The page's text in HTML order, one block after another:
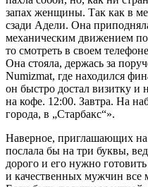
запах женщины. Так как в
сзади Адели. Она
механическим движением
то смотреть в своем
Она стояла, держась за
Numizmat, где находился
он быстро достал визитку
на кофе. 12:00. Завтра. На
города, в „Старбакс“».
Наверное, приглашающих
послала бы на три буквы,
дорого и его нужно
и качественных мужчин